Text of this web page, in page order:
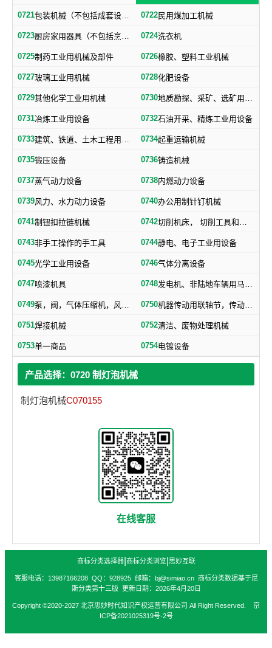
0721 包装机械（不包括成套设备专用包装机械） 0722民用煤加工机械
0723 厨房家用器具（不包括烹调、电气加热设备及厨房手工具） 0724洗衣机
0725制药工业用机械及部件 0726橡胶、塑料工业机械
0727玻璃工业用机械 0728化肥设备
0729其他化学工业用机械 0730 地质勘探、采矿、选矿用机械
0731冶炼工业用设备 0732石油开采、精炼工业用设备
0733 建筑、铁道、土木工程用机械 0734起重运输机械
0735锻压设备 0736铸造机械
0737蒸气动力设备 0738内燃动力设备
0739风力、水力动力设备 0740办公用制针钉机械
0741制钮扣拉链机械 0742 切削机床， 切削工具和其他金属加工机械
0743非手工操作的手工具 0744静电、电子工业用设备
0745光学工业用设备 0746气体分离设备
0747喷漆机具 0748 发电机、非陆地车辆用马达和引擎及其零部件
0749 泵，阀，气体压缩机，风机，，液压元件，气动元件 0750 机器传动用联轴节，传动带及其他机器零部件
0751焊接机械 0752清洁、废物处理机械
0753单一商品 0754电镀设备
产品选择：0720 制灯泡机械
制灯泡机械C070155
在线客服
商标分类选择器| 商标分类浏览| 思妙互联
客服电话：13987166208 QQ：928925 邮箱：bj@simiao.cn 商标分类数据基于尼
斯分类第十三版 更新日期：2026年4月20日
Copyright ©2020-2027 北京思妙时代知识产权运营有限公司 All Right Reserved. 京
ICP备2021025319号-2号